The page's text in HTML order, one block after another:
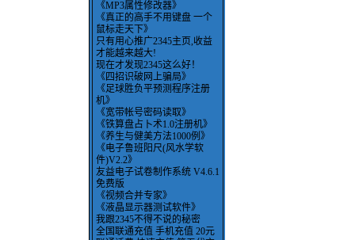
《MP3属性修改器》
《真正的高手不用键盘 一个
鼠标走天下》
只有用心推广2345主页,收益
才能越来越大!
现在才发现2345这么好！
《四招识破网上骗局》
《足球胜负平预测程序注册
机》
《宽带帐号密码读取》
《铁算盘占卜术1.0注册机》
《养生与健美方法1000例》
《电子鲁班阳尺(风水学软
件)V2.2》
友益电子试卷制作系统 V4.6.1
免费版
《视频合并专家》
《液晶显示器测试软件》
我跟2345不得不说的秘密
全国联通充值 手机充值 20元